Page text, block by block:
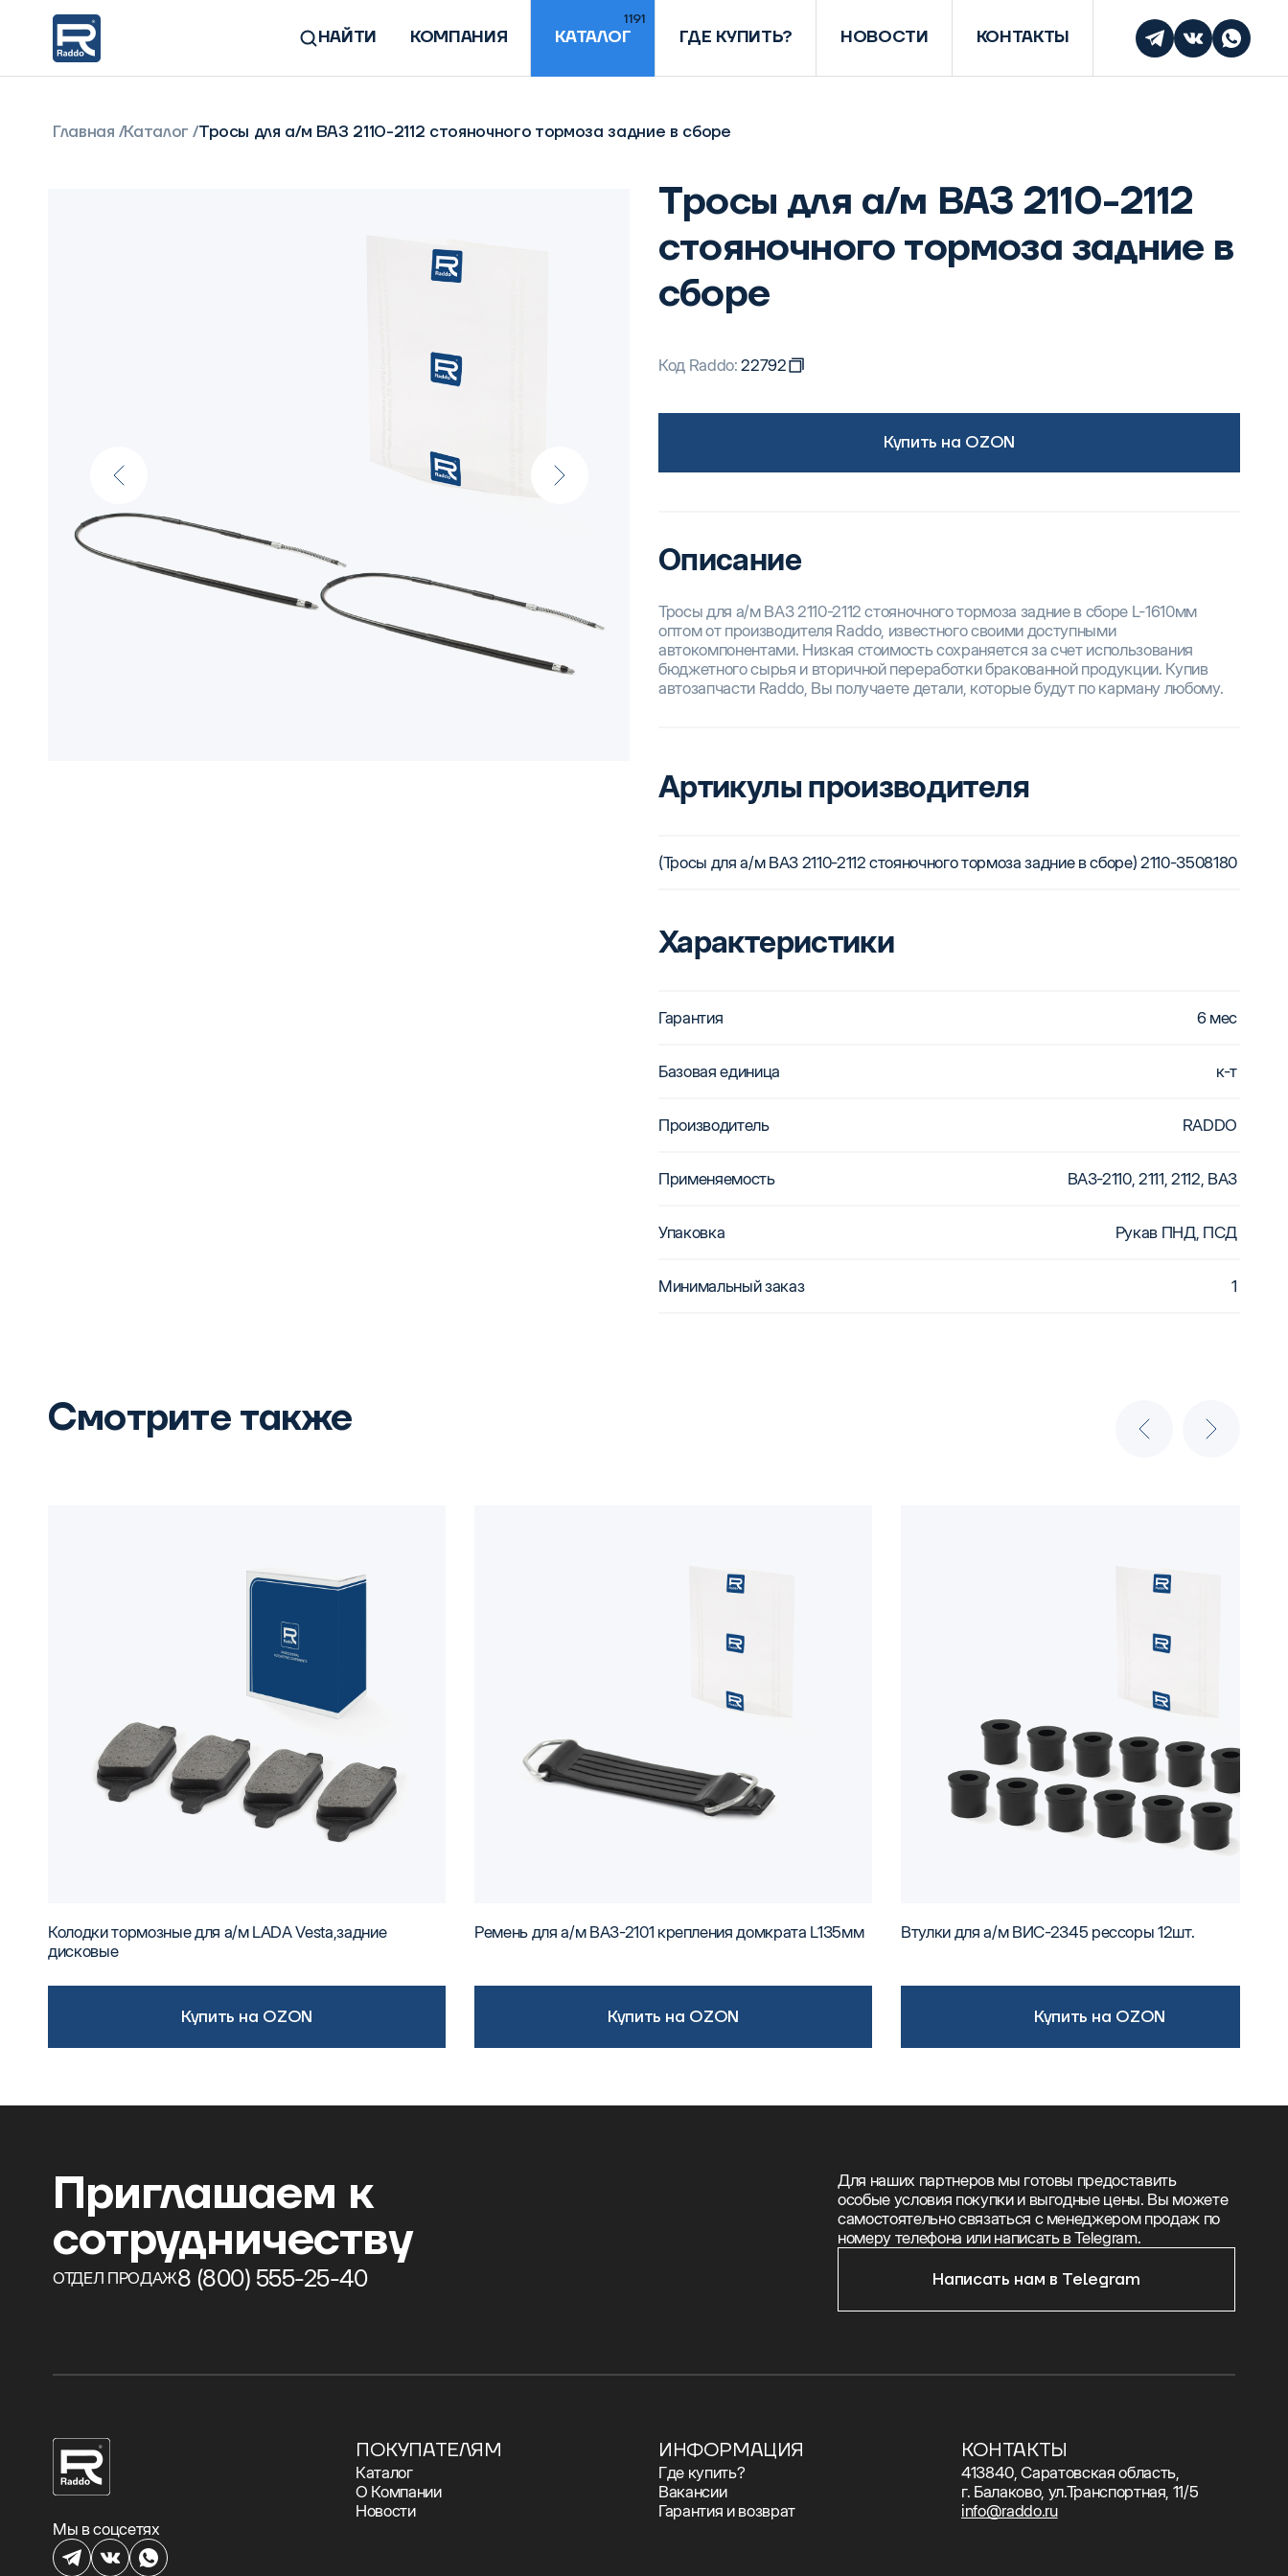
НАЙТИ КОМПАНИЯ КАТАЛОГ
1191
ГДЕ КУПИТЬ? НОВОСТИ КОНТАКТЫ
Главная Каталог Тросы для а/м ВАЗ 2110-2112 стояночного тормоза задние в сборе
Тросы для а/м ВАЗ 2110-2112
стояночного тормоза задние в
сборе
Код Raddo:22792
Купить на OZON
Описание
Тросы для а/м ВАЗ 2110-2112 стояночного тормоза задние в сборе L-1610мм
оптом от производителя Raddo, известного своими доступными
автокомпонентами. Низкая стоимость сохраняется за счет использования
бюджетного сырья и вторичной переработки бракованной продукции. Купив
автозапчасти Raddo, Вы получаете детали, которые будут по карману любому.
Артикулы производителя
(Тросы для а/м ВАЗ 2110-2112 стояночного тормоза задние в сборе) 2110-3508180
Характеристики
Гарантия 6 мес
Базовая единица к-т
Производитель RADDO
Применяемость ВАЗ-2110, 2111, 2112, ВАЗ
Упаковка Рукав ПНД, ПСД
Минимальный заказ 1
Смотрите также
Колодки тормозные для а/м LADA Vesta,задние
дисковые
Купить на OZON
Ремень для а/м ВАЗ-2101 крепления домкрата L135мм
Купить на OZON
Втулки для а/м ВИС-2345 рессоры 12шт.
Купить на OZON
Приглашаем к
сотрудничеству
ОТДЕЛ ПРОДАЖ8 (800) 555-25-40
Для наших партнеров мы готовы предоставить
особые условия покупки и выгодные цены. Вы можете
самостоятельно связаться с менеджером продаж по
номеру телефона или написать в Telegram.
Написать нам в Telegram
Мы в соцсетях
ПОКУПАТЕЛЯМ
Каталог
О Компании
Новости
ИНФОРМАЦИЯ
Где купить?
Вакансии
Гарантия и возврат
КОНТАКТЫ
413840, Саратовская область,
г. Балаково, ул.Транспортная, 11/5
info@raddo.ru